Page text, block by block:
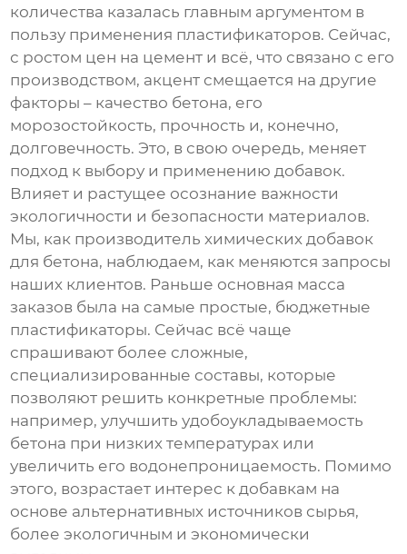
количества казалась главным аргументом в
пользу применения пластификаторов. Сейчас,
с ростом цен на цемент и всё, что связано с его
производством, акцент смещается на другие
факторы – качество бетона, его
морозостойкость, прочность и, конечно,
долговечность. Это, в свою очередь, меняет
подход к выбору и применению добавок.
Влияет и растущее осознание важности
экологичности и безопасности материалов.
Мы, как производитель химических добавок
для бетона, наблюдаем, как меняются запросы
наших клиентов. Раньше основная масса
заказов была на самые простые, бюджетные
пластификаторы. Сейчас всё чаще
спрашивают более сложные,
специализированные составы, которые
позволяют решить конкретные проблемы:
например, улучшить удобоукладываемость
бетона при низких температурах или
увеличить его водонепроницаемость. Помимо
этого, возрастает интерес к добавкам на
основе альтернативных источников сырья,
более экологичным и экономически